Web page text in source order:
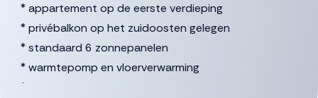
* appartement op de eerste verdieping
* privébalkon op het zuidoosten gelegen
* standaard 6 zonnepanelen
* warmtepomp en vloerverwarming
* inclusief keuken met apparatuur